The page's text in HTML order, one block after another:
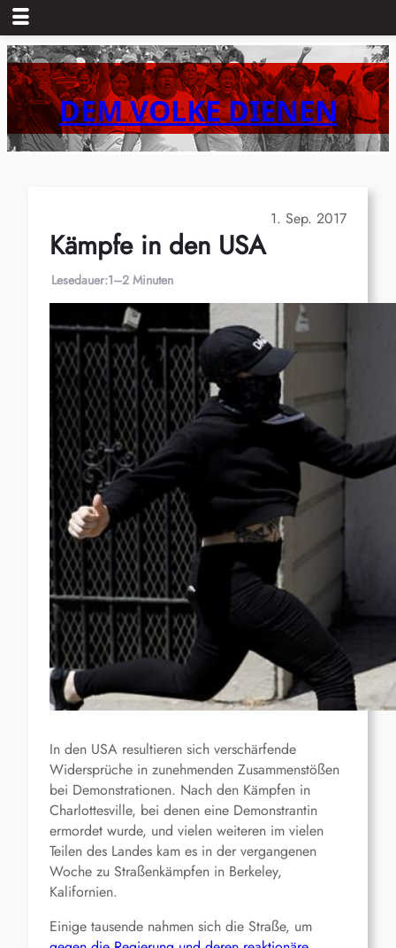
Zum
Inhalt
springenDEM VOLKE DIENEN
1. Sep. 2017
Kämpfe in den USA
Lesedauer:1–2 Minuten
In den USA resultieren sich verschärfende
Widersprüche in zunehmenden Zusammenstößen
bei Demonstrationen. Nach den Kämpfen in
Charlottesville, bei denen eine Demonstrantin
ermordet wurde, und vielen weiteren im vielen
Teilen des Landes kam es in der vergangenen
Woche zu Straßenkämpfen in Berkeley,
Kalifornien.
Einige tausende nahmen sich die Straße, um